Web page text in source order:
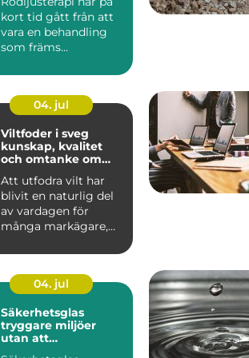
nytta av det
kort tid gått från att
vara en behandling
som främs...
04. jul
Viltfoder i sveg
kunskap, kvalitet
och omtanke om
Att utfodra vilt har
blivit en naturlig del
av vardagen för
många markägare,
djurintresse...
04. jul
Säkerhetsglas
tryggare miljöer
utan att